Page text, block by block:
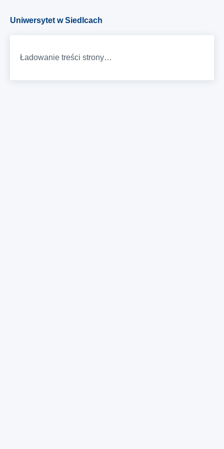
Uniwersytet w Siedlcach
Ładowanie treści strony…